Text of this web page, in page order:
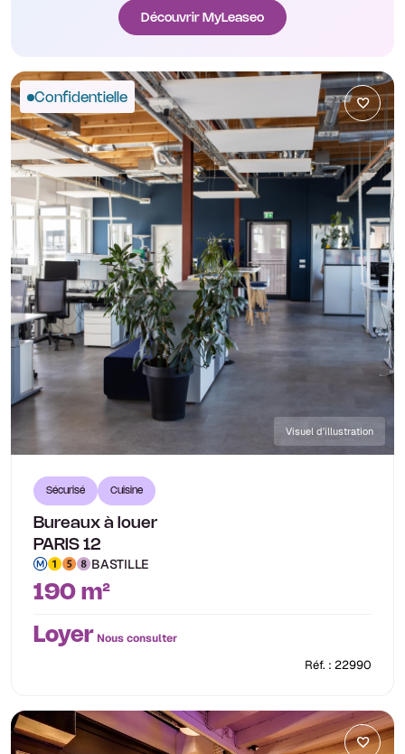
Découvrir MyLeaseo
Confidentielle
Visuel d'illustration
Sécurisé Cuisine
Bureaux à louer
PARIS 12
BASTILLE
190 m²
Loyer Nous consulter
Réf. : 22990